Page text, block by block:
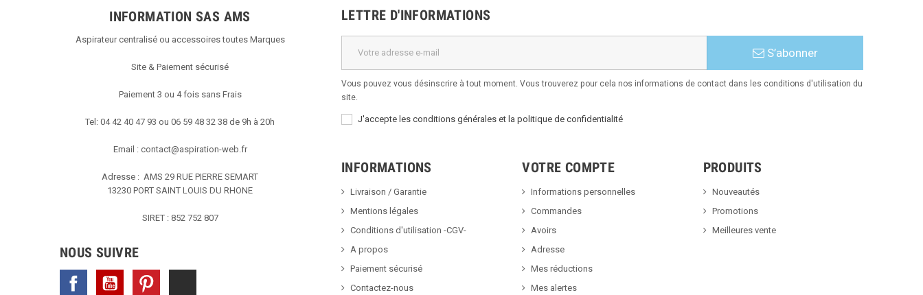
INFORMATION SAS AMS
Aspirateur centralisé ou accessoires toutes Marques
Site & Paiement sécurisé
Paiement 3 ou 4 fois sans Frais
Tel: 04 42 40 47 93 ou 06 59 48 32 38 de 9h à 20h
Email : contact@aspiration-web.fr
Adresse : AMS 29 RUE PIERRE SEMART
13230 PORT SAINT LOUIS DU RHONE
SIRET : 852 752 807
NOUS SUIVRE
Facebook YouTube
LETTRE D'INFORMATIONS
S’abonner
Vous pouvez vous désinscrire à tout moment. Vous trouverez pour cela nos informations de contact dans les conditions d'utilisation du
site.
J'accepte les conditions générales et la politique de confidentialité
INFORMATIONS
Livraison / Garantie
Mentions légales
Conditions d'utilisation -CGV-
A propos
Paiement sécurisé
Contactez-nous
VOTRE COMPTE
Informations personnelles
Commandes
Avoirs
Adresse
Mes réductions
Mes alertes
PRODUITS
Nouveautés
Promotions
Meilleures vente